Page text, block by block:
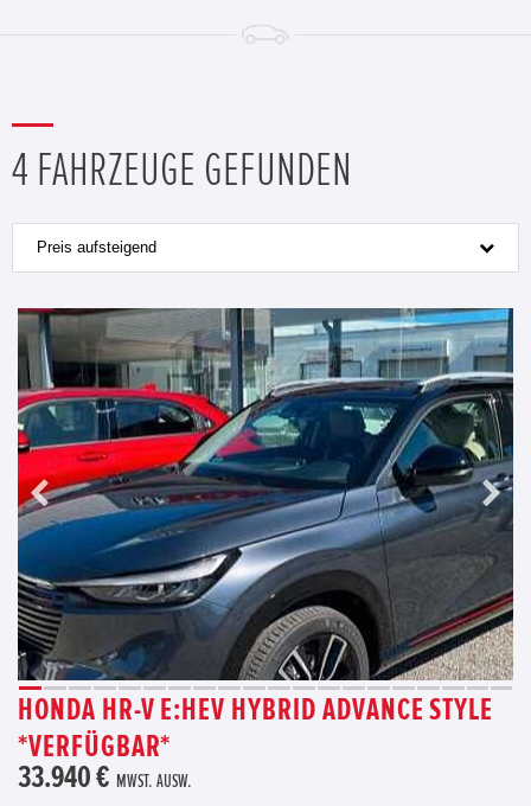
4 FAHRZEUGE GEFUNDEN
Preis aufsteigend
HONDA HR-V E:HEV HYBRID ADVANCE STYLE
*VERFÜGBAR*
33.940 € MWST. AUSW.